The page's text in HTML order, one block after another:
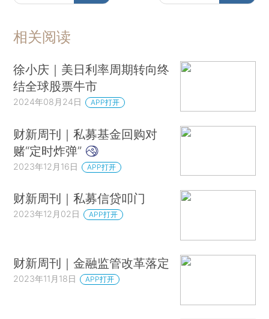
相关阅读
徐小庆｜美日利率周期转向终
结全球股票牛市
2024年08月24日 APP打开
财新周刊｜私募基金回购对
赌“定时炸弹”
2023年12月16日 APP打开
财新周刊｜私募信贷叩门
2023年12月02日 APP打开
财新周刊｜金融监管改革落定
2023年11月18日 APP打开